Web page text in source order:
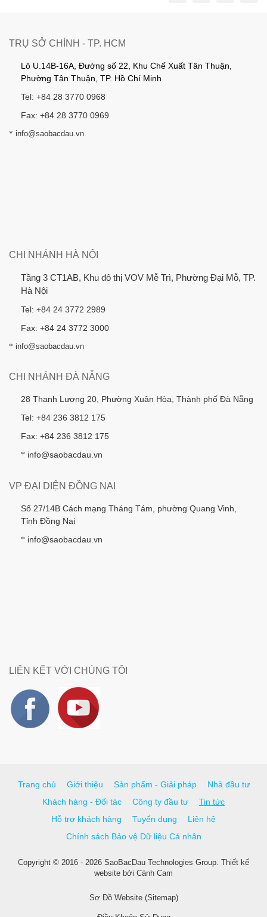
TRỤ SỞ CHÍNH - TP. HCM
Lô U.14B-16A, Đường số 22, Khu Chế Xuất Tân Thuận,
Phường Tân Thuận, TP. Hồ Chí Minh
Tel: +84 28 3770 0968
Fax: +84 28 3770 0969
* info@saobacdau.vn
CHI NHÁNH HÀ NỘI
Tầng 3 CT1AB, Khu đô thị VOV Mễ Trì, Phường Đại Mỗ, TP.
Hà Nội
Tel: +84 24 3772 2989
Fax: +84 24 3772 3000
* info@saobacdau.vn
CHI NHÁNH ĐÀ NẴNG
28 Thanh Lương 20, Phường Xuân Hòa, Thành phố Đà Nẵng
Tel: +84 236 3812 175
Fax: +84 236 3812 175
* info@saobacdau.vn
VP ĐẠI DIỆN ĐỒNG NAI
Số 27/14B Cách mạng Tháng Tám, phường Quang Vinh,
Tỉnh Đồng Nai
* info@saobacdau.vn
LIÊN KẾT VỚI CHÚNG TÔI
Trang chủ Giới thiệu Sản phẩm - Giải pháp
Nhà đầu tư
Khách hàng - Đối tác
Công ty đầu tư
Tin tức
Hỗ trợ khách hàng
Tuyển dụng
Liên hệ
Chính sách Bảo vệ Dữ liệu Cá nhân
Copyright © 2016 - 2026 SaoBacDau Technologies Group. Thiết kế
website bởi Cánh Cam
Sơ Đồ Website (Sitemap)